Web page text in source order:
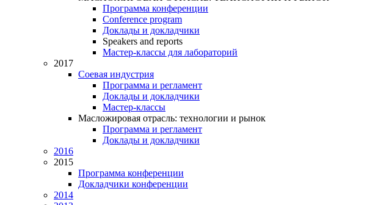
Программа конференции
Conference program
Доклады и докладчики
Speakers and reports
Мастер-классы для лабораторий
2017
Соевая индустрия
Программа и регламент
Доклады и докладчики
Мастер-классы
Масложировая отрасль: технологии и рынок
Программа и регламент
Доклады и докладчики
2016
2015
Программа конференции
Докладчики конференции
2014